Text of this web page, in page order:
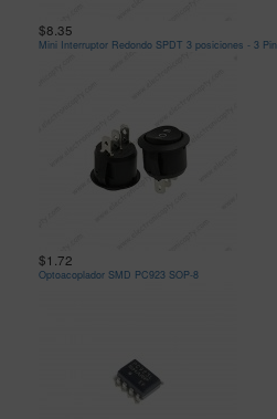
$8.35
Mini Interruptor Redondo SPDT 3 posiciones - 3 Pin
$1.72
Optoacoplador SMD PC923 SOP-8